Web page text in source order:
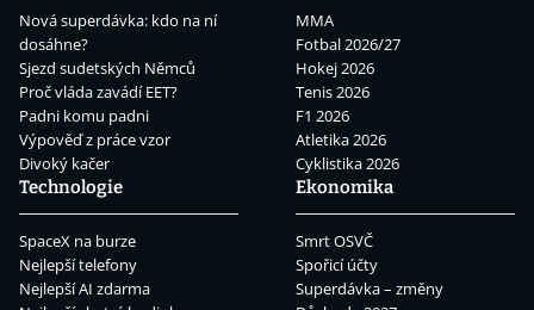
Nová superdávka: kdo na ní
dosáhne?
Sjezd sudetských Němců
Proč vláda zavádí EET?
Padni komu padni
Výpověď z práce vzor
Divoký kačer
MMA
Fotbal 2026/27
Hokej 2026
Tenis 2026
F1 2026
Atletika 2026
Cyklistika 2026
Technologie
SpaceX na burze
Nejlepší telefony
Nejlepší AI zdarma
Ekonomika
Smrt OSVČ
Spořicí účty
Superdávka – změny